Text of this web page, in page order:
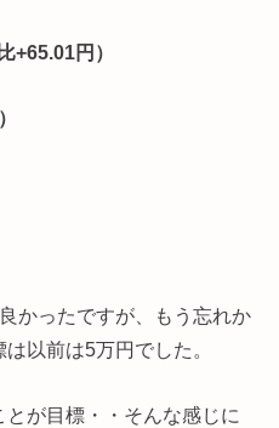
+65.01円）
かったですが、もう忘れか
以前は5万円でした。
が目標・・そんな感じに